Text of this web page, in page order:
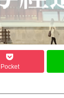
Pocket